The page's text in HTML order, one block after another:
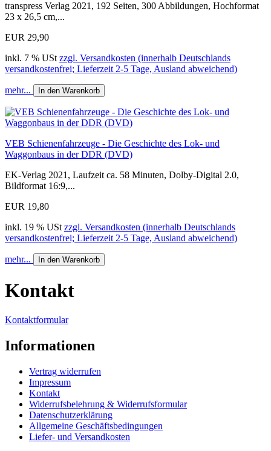
transpress Verlag 2021, 192 Seiten, 300 Abbildungen, Hochformat
23 x 26,5 cm,...
EUR 29,90
inkl. 7 % USt zzgl. Versandkosten (innerhalb Deutschlands
versandkostenfrei; Lieferzeit 2-5 Tage, Ausland abweichend)
mehr... In den Warenkorb
VEB Schienenfahrzeuge - Die Geschichte des Lok- und
Waggonbaus in der DDR (DVD)
EK-Verlag 2021, Laufzeit ca. 58 Minuten, Dolby-Digital 2.0,
Bildformat 16:9,...
EUR 19,80
inkl. 19 % USt zzgl. Versandkosten (innerhalb Deutschlands
versandkostenfrei; Lieferzeit 2-5 Tage, Ausland abweichend)
mehr... In den Warenkorb
Kontakt
Kontaktformular
Informationen
Vertrag widerrufen
Impressum
Kontakt
Widerrufsbelehrung & Widerrufsformular
Datenschutzerklärung
Allgemeine Geschäftsbedingungen
Liefer- und Versandkosten